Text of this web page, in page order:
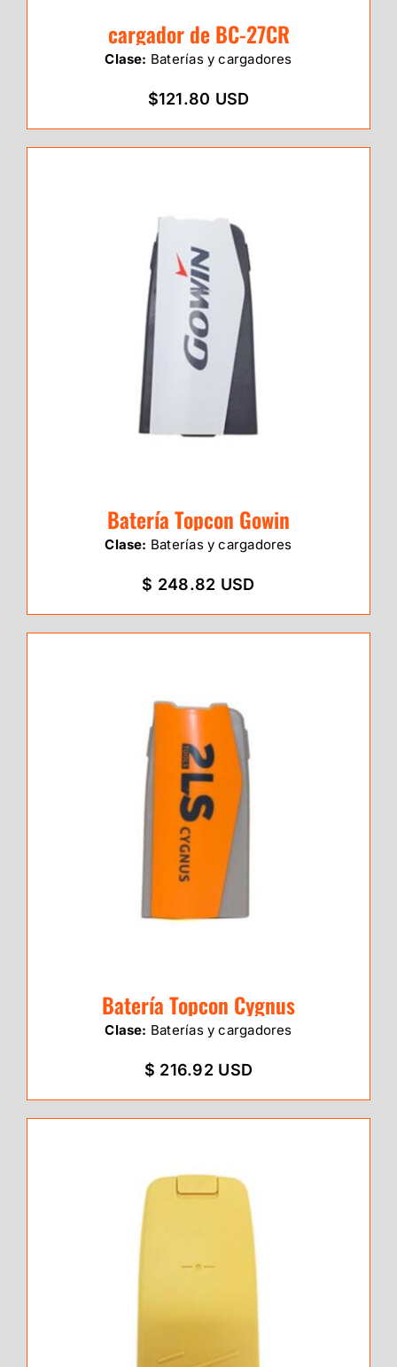
cargador de BC-27CR
Clase: Baterías y cargadores
$121.80 USD
Batería Topcon Gowin
Clase: Baterías y cargadores
$ 248.82 USD
Batería Topcon Cygnus
Clase: Baterías y cargadores
$ 216.92 USD